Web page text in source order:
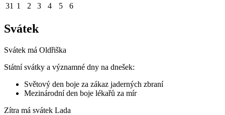
31 1 2 3 4 5 6
Svátek
Svátek má Oldřiška
Státní svátky a významné dny na dnešek:
Světový den boje za zákaz jaderných zbraní
Mezinárodní den boje lékařů za mír
Zítra má svátek Lada